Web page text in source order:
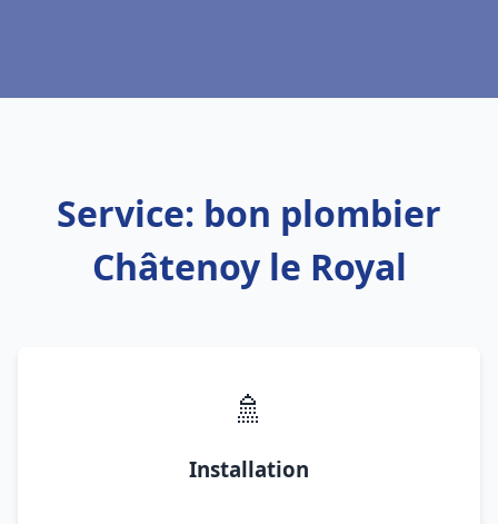
Service: bon plombier
Châtenoy le Royal
🚿
Installation